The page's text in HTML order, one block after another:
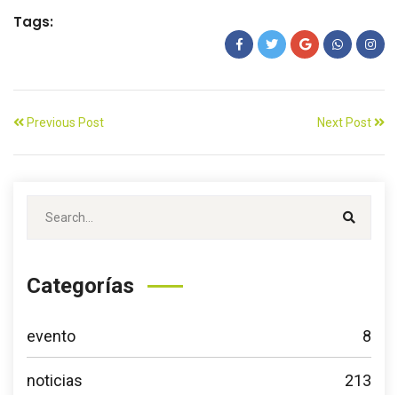
Tags:
Previous Post Next Post
Categorías
evento 8
noticias 213